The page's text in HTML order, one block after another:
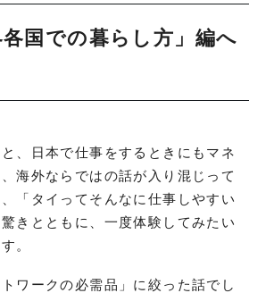
国での暮らし方」編へ
、日本で仕事をするときにもマネ
海外ならではの話が入り混じって
「タイってそんなに仕事しやすい
きとともに、一度体験してみたい
。
ワークの必需品」に絞った話でし